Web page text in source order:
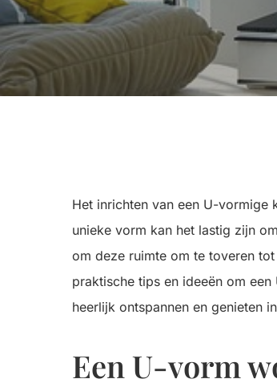
Het inrichten van een U-vormige
unieke vorm kan het lastig zijn
om deze ruimte om te toveren
praktische tips en ideeën om
heerlijk ontspannen en genieten
Een U-vorm